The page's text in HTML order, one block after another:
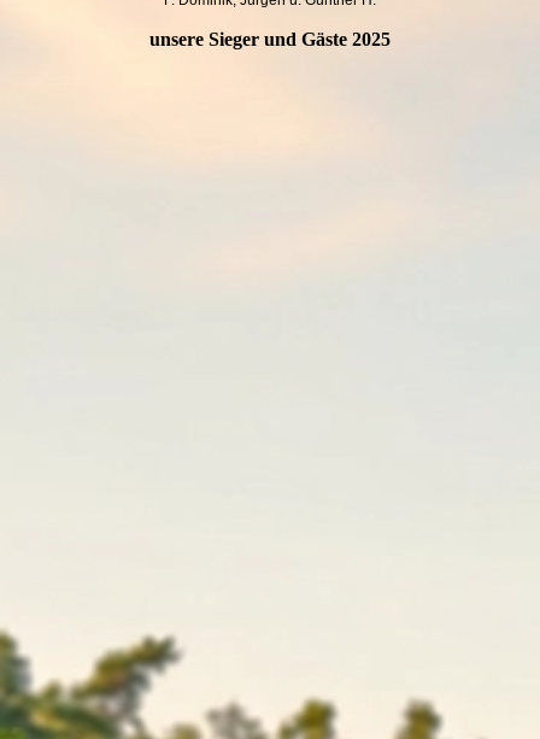
unsere Sieger und Gäste 2025